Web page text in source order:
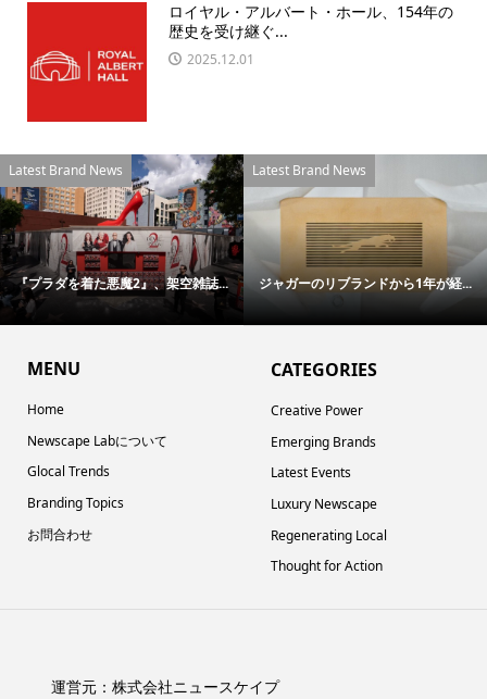
ロイヤル・アルバート・ホール、154年の
歴史を受け継ぐ...
2025.12.01
Latest Brand News
『プラダを着た悪魔2』、架空雑誌...
Latest Brand News
ジャガーのリブランドから1年が経...
MENU
Home
Newscape Labについて
Glocal Trends
Branding Topics
お問合わせ
CATEGORIES
Creative Power
Emerging Brands
Latest Events
Luxury Newscape
Regenerating Local
Thought for Action
運営元： 株式会社ニュースケイプ